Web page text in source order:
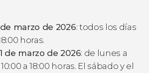
de marzo de 2026: todos los días
horas.
de marzo de 2026: de lunes a
a 18:00 horas. El sábado y el